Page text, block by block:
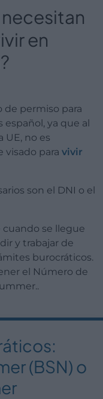
en
de permiso para
español, ya que al
UE, no es
para vivir
y trabajar de
burocráticos.
el Número de
(BSN) o